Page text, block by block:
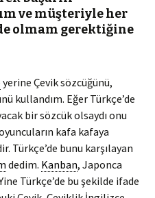
ve müşteriyle her
olmam gerektiğine
yerine Çevik sözcüğünü,
kullandım. Eğer Türkçe’de
bir sözcük olsaydı onu
kafa kafaya
bunu karşılayan
dedim. Kanban, Japonca
Türkçe’de bu şekilde ifade